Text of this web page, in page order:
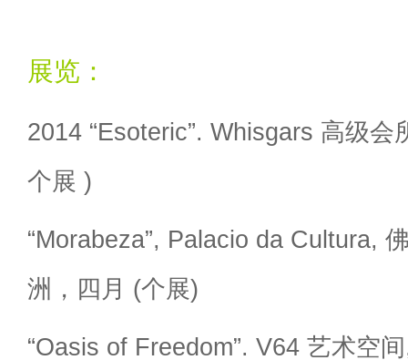
展览：
2014 “Esoteric”. Whisgars 高级
个展 )
“Morabeza”, Palacio da Cultura,
洲，四月 (个展)
“Oasis of Freedom”. V64 艺术空